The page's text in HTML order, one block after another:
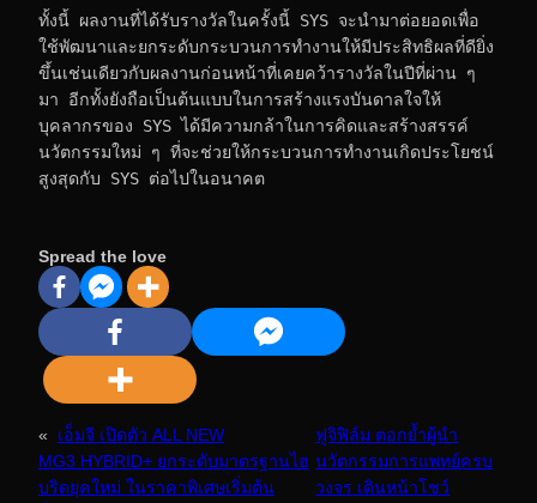
ทั้งนี้ ผลงานที่ได้รับรางวัลในครั้งนี้ SYS จะนำมาต่อยอดเพื่อ
ใช้พัฒนาและยกระดับกระบวนการทำงานให้มีประสิทธิผลที่ดียิ่ง
ขึ้นเช่นเดียวกับผลงานก่อนหน้าที่เคยคว้ารางวัลในปีที่ผ่าน ๆ
มา อีกทั้งยังถือเป็นต้นแบบในการสร้างแรงบันดาลใจให้
บุคลากรของ SYS ได้มีความกล้าในการคิดและสร้างสรรค์
นวัตกรรมใหม่ ๆ ที่จะช่วยให้กระบวนการทำงานเกิดประโยชน์
สูงสุดกับ SYS ต่อไปในอนาคต
Spread the love
«
เอ็มจี เปิดตัว ALL NEW
MG3 HYBRID+ ยกระดับมาตรฐานไฮ
บริดยุคใหม่ ในราคาพิเศษเริ่มต้น
ฟูจิฟิล์ม ตอกย้ำผู้นำ
นวัตกรรมการแพทย์ครบ
วงจร เดินหน้าโชว์